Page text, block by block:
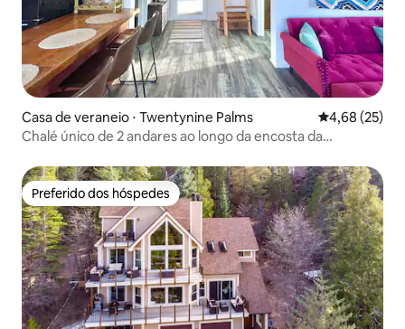
Casa de veraneio ⋅ Twentynine Palms 4,68 de uma
4,68 (25)
Chalé único de 2 andares ao longo da encosta da
Preferido dos hóspedes
Preferido dos hóspedes